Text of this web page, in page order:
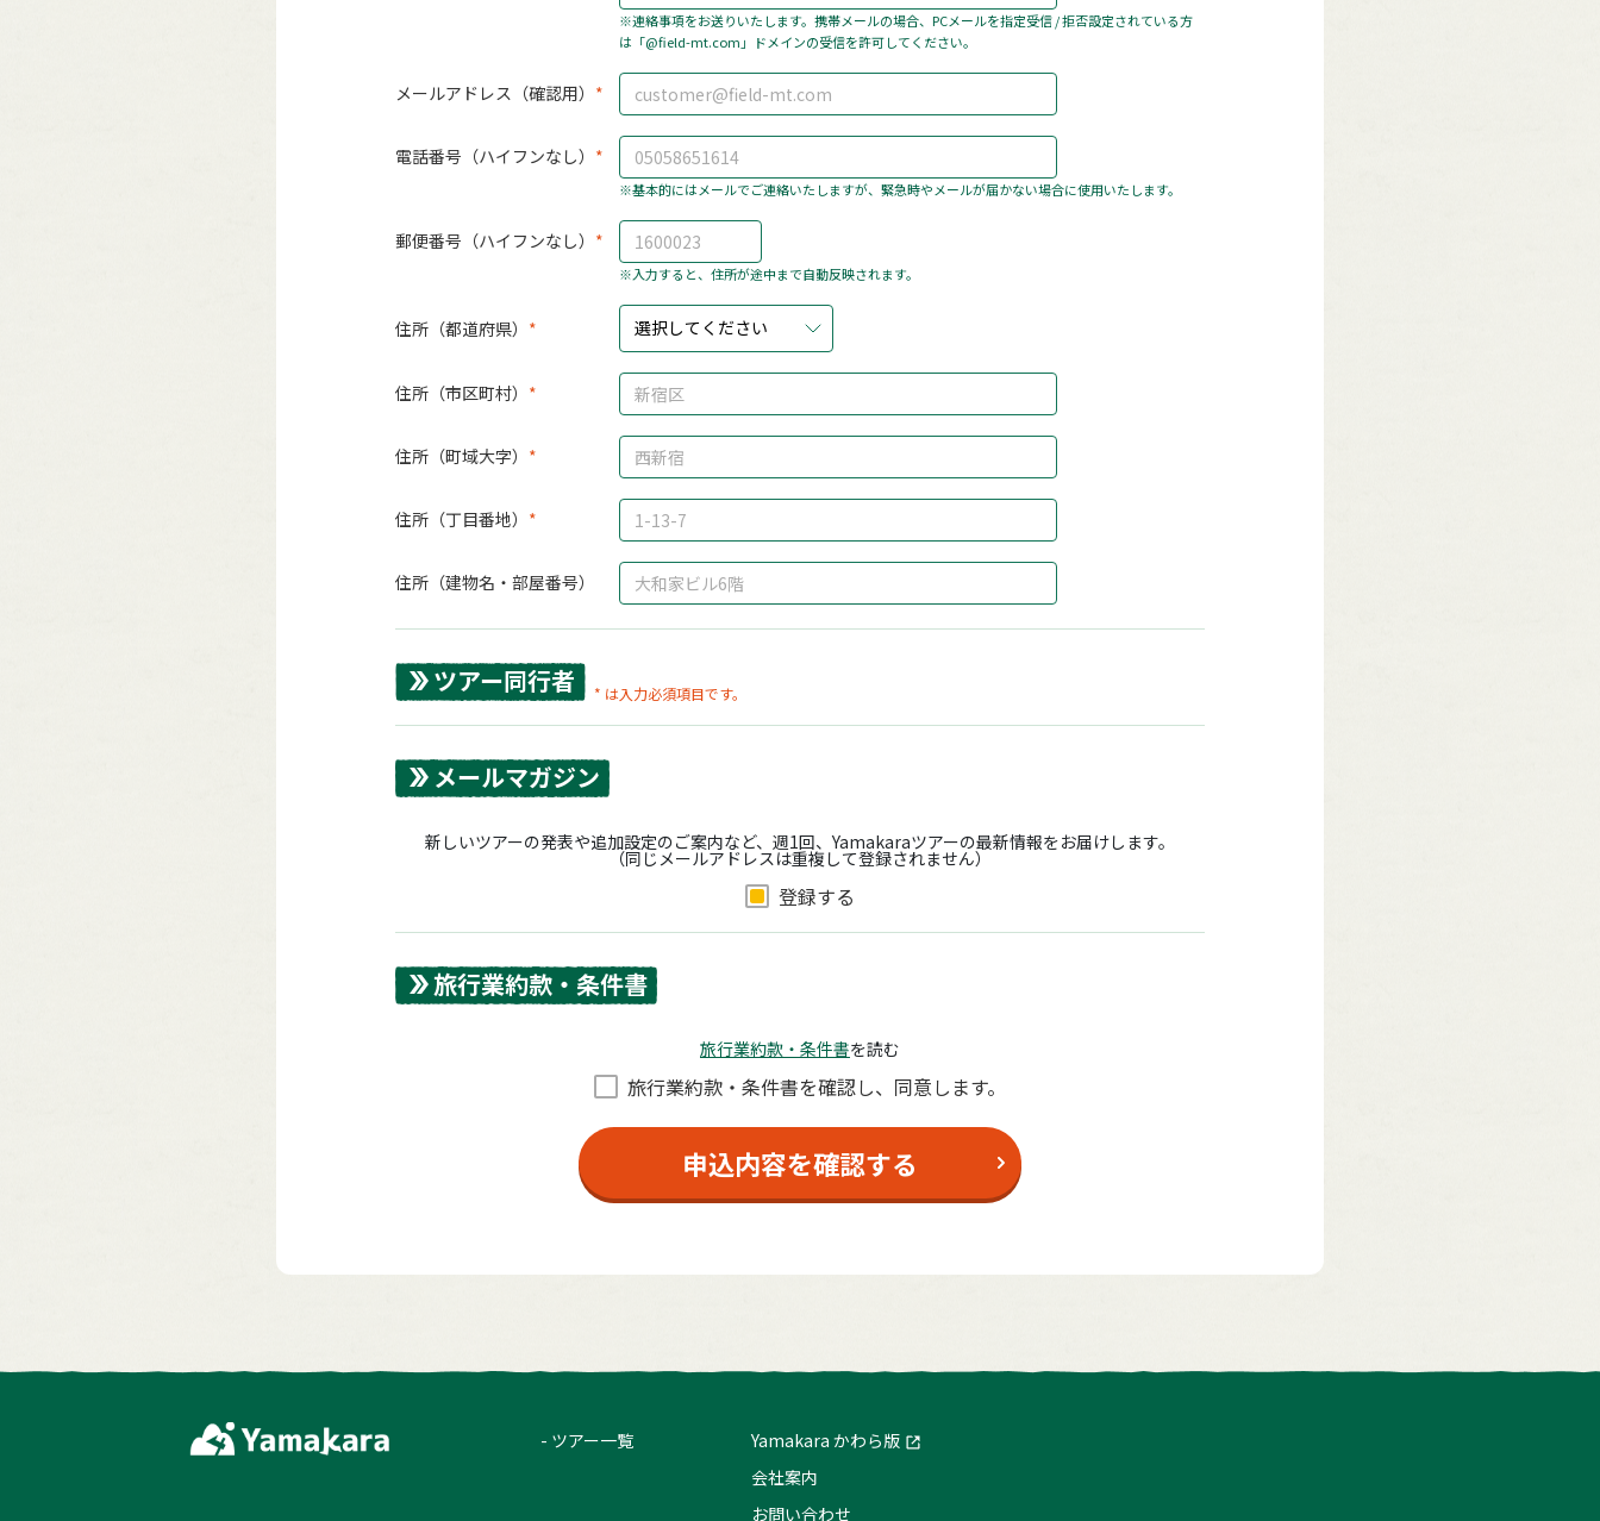
※連絡事項をお送りいたします。携帯メールの場合、PCメールを指定受信 / 拒否設定されている方
は「@field-mt.com」ドメインの受信を許可してください。
メールアドレス（確認用）
電話番号（ハイフンなし）
※基本的にはメールでご連絡いたしますが、緊急時やメールが届かない場合に使用いたします。
郵便番号（ハイフンなし）
※入力すると、住所が途中まで自動反映されます。
住所（都道府県） 選択してください
住所（市区町村）
住所（町域大字）
住所（丁目番地）
住所（建物名・部屋番号）
ツアー同行者 * は入力必須項目です。
メールマガジン
新しいツアーの発表や追加設定のご案内など、週1回、Yamakaraツアーの最新情報をお届けします。
（同じメールアドレスは重複して登録されません）
登録する
旅行業約款・条件書
旅⾏業約款・条件書を読む
旅⾏業約款・条件書を確認し、同意します。
申込内容を確認する
ツアー一覧
Yamakara かわら版
会社案内
お問い合わせ